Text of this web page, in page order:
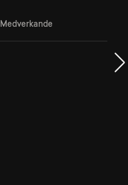
Medverkande